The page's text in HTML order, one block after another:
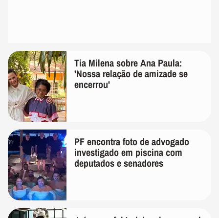
Tia Milena sobre Ana Paula:
'Nossa relação de amizade se
encerrou'
PF encontra foto de advogado
investigado em piscina com
deputados e senadores